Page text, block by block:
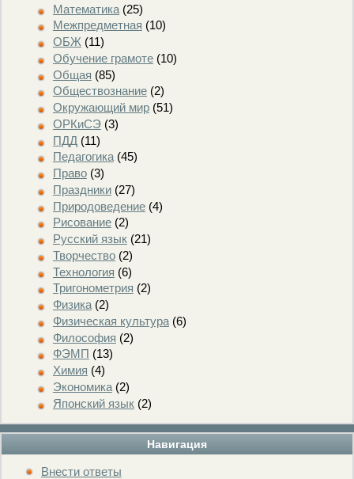
Математика(25)
Межпредметная (10)
ОБЖ (11)
Обучение грамоте(10)
Общая (85)
Обществознание(2)
Окружающий мир(51)
ОРКиСЭ(3)
ПДД (11)
Педагогика(45)
Право(3)
Праздники(27)
Природоведение(4)
Рисование(2)
Русский язык(21)
Творчество(2)
Технология (6)
Тригонометрия (2)
Физика(2)
Физическая культура(6)
Философия (2)
ФЭМП (13)
Химия (4)
Экономика(2)
Японский язык(2)
Навигация
Внести ответы